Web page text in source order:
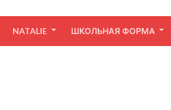
NATALIE ШКОЛЬНАЯ ФОРМА